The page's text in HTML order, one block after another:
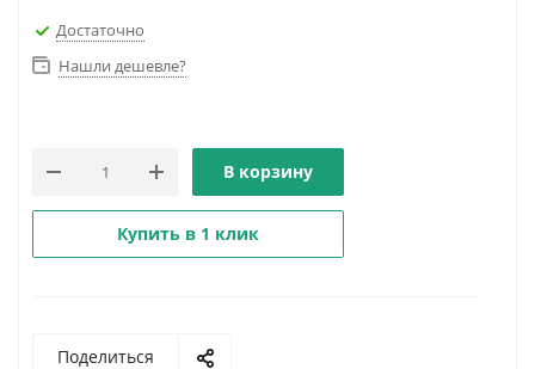
Достаточно
Нашли дешевле?
В корзину
Купить в 1 клик
Поделиться